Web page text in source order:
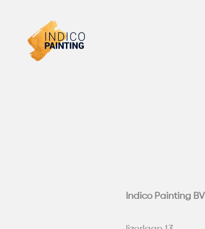
content
Indico Painting BV